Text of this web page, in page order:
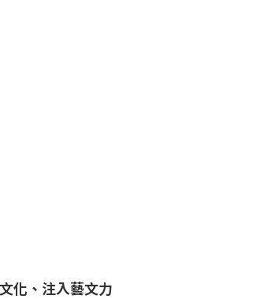
化、注入藝文力